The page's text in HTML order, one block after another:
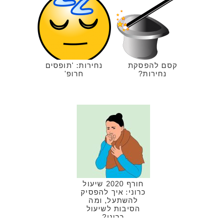
קסם להפסקת
נחירות?
נחירות: 'תופסים
חרופ'
חורף 2020 שיעול
כרוני: איך להפסיק
להשתעל, ומה
הסיבות לשיעול
כרוני?